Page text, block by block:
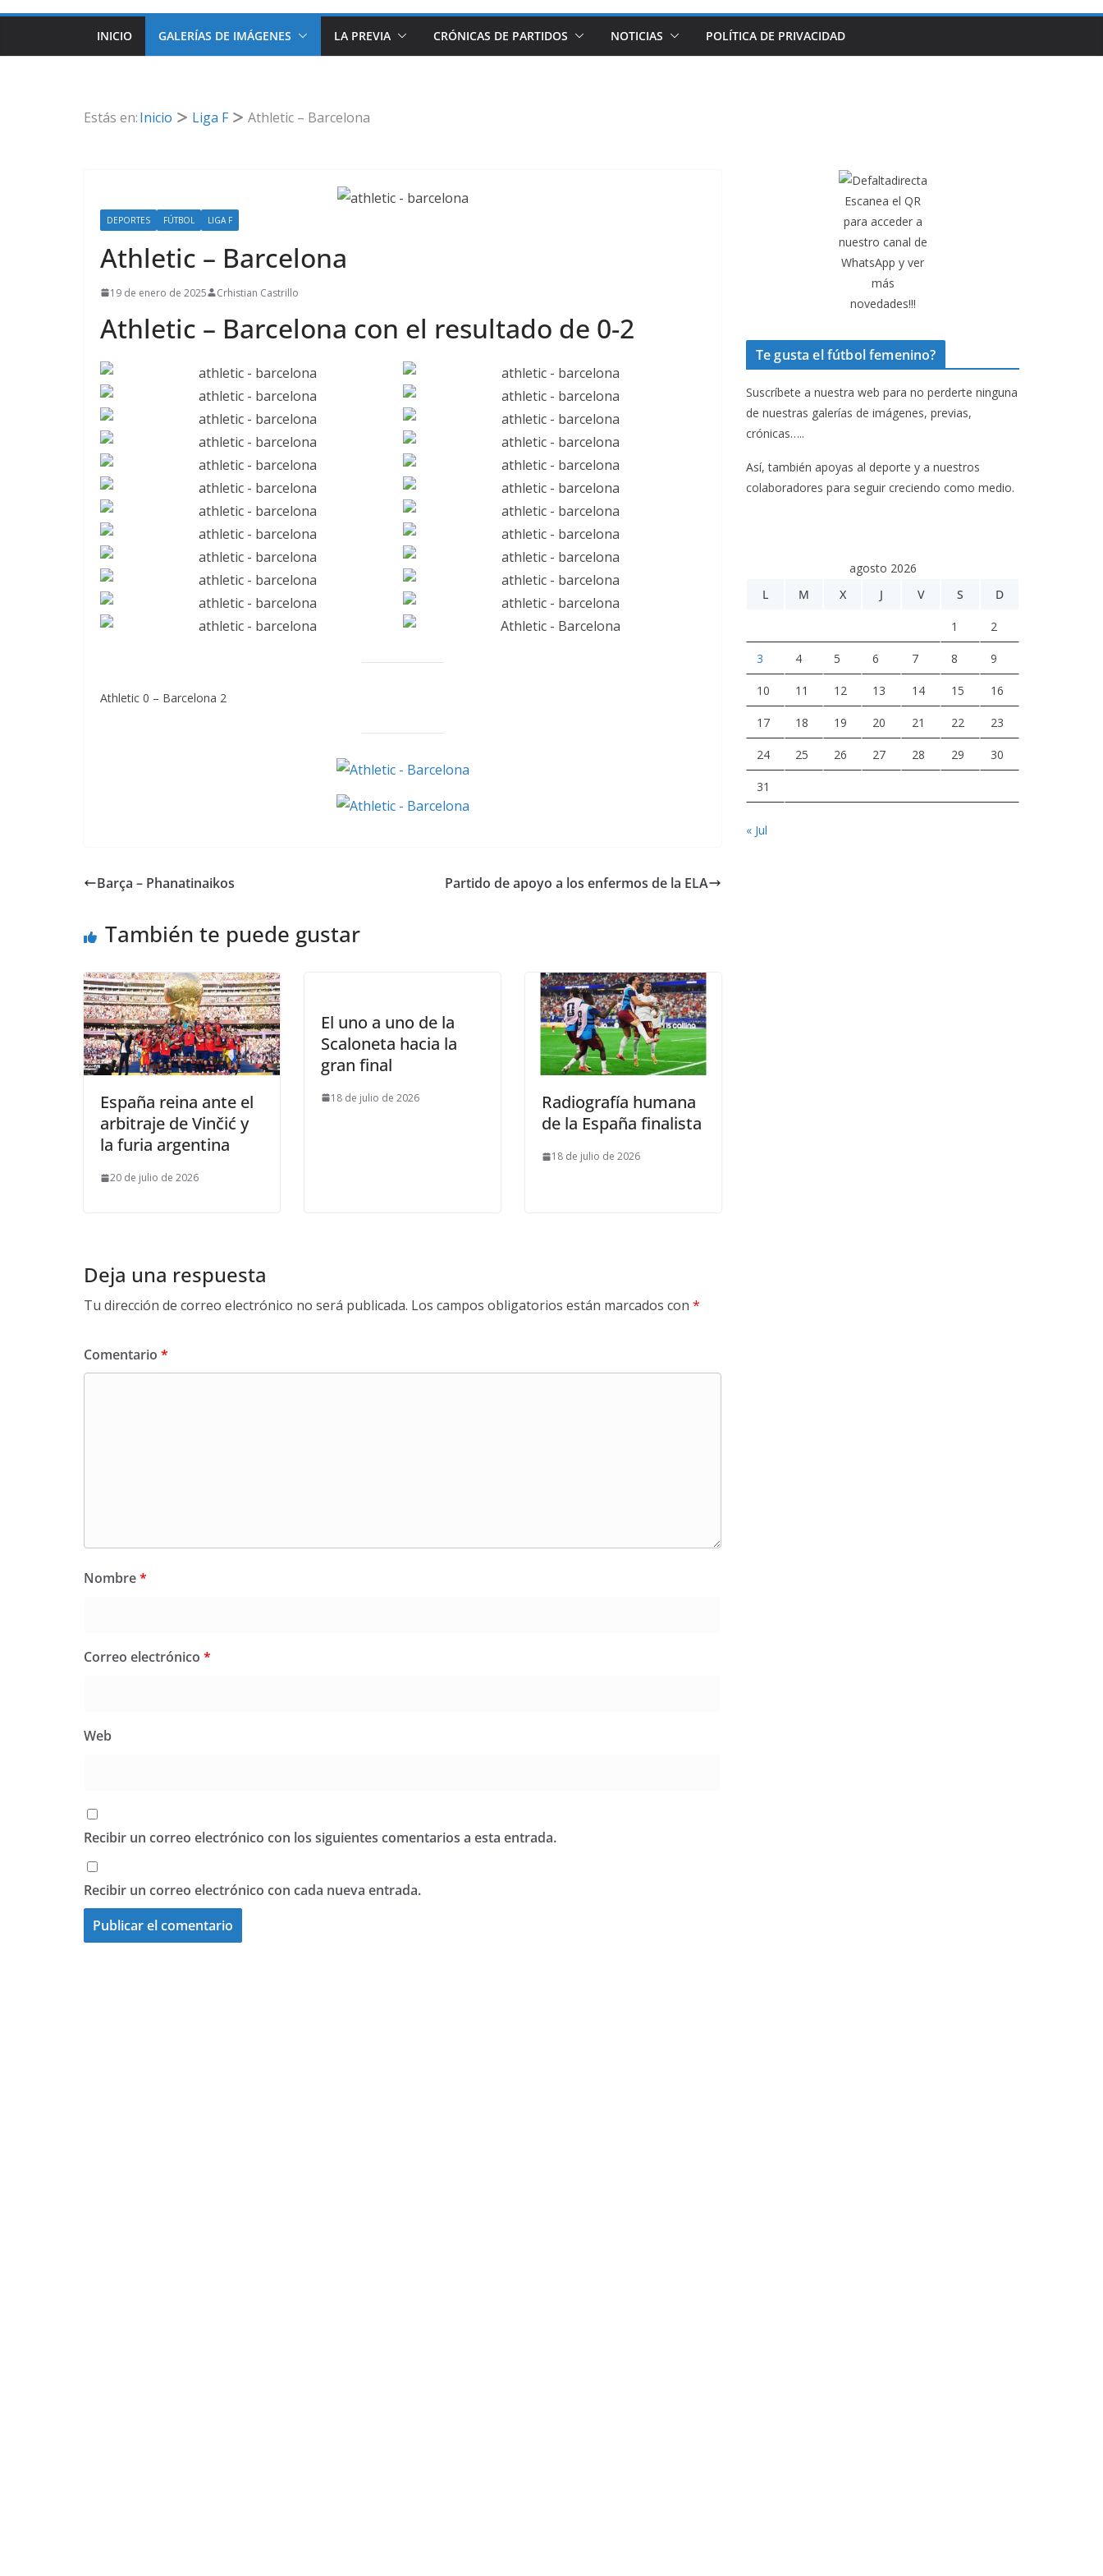
INICIO GALERÍAS DE IMÁGENES LA PREVIA CRÓNICAS DE PARTIDOS NOTICIAS POLÍTICA DE PRIVACIDAD
Estás en:Inicio Liga F Athletic – Barcelona
DEPORTES FÚTBOL LIGA F
Athletic – Barcelona
19 de enero de 2025 Crhistian Castrillo
Athletic – Barcelona con el resultado de 0-2
Athletic 0 – Barcelona 2
Barça – Phanatinaikos Partido de apoyo a los enfermos de la ELA
También te puede gustar
España reina ante el
arbitraje de Vinčić y
la furia argentina
20 de julio de 2026
El uno a uno de la
Scaloneta hacia la
gran final
18 de julio de 2026
Radiografía humana
de la España finalista
18 de julio de 2026
Deja una respuesta
Tu dirección de correo electrónico no será publicada. Los campos obligatorios están marcados con *
Comentario *
Nombre*
Correo electrónico *
Web
Recibir un correo electrónico con los siguientes comentarios a esta entrada.
Recibir un correo electrónico con cada nueva entrada.
Escanea el QR
para acceder a
nuestro canal de
WhatsApp y ver
más
novedades!!!
Te gusta el fútbol femenino?
Suscríbete a nuestra web para no perderte ninguna
de nuestras galerías de imágenes, previas,
crónicas…..
Así, también apoyas al deporte y a nuestros
colaboradores para seguir creciendo como medio.
agosto 2026
L
M X J V S D
1 2
3 4 5 6 7 8 9
10 11 12 13 14 15 16
17 18 19 20 21 22 23
24 25 26 27 28 29 30
31
« Jul